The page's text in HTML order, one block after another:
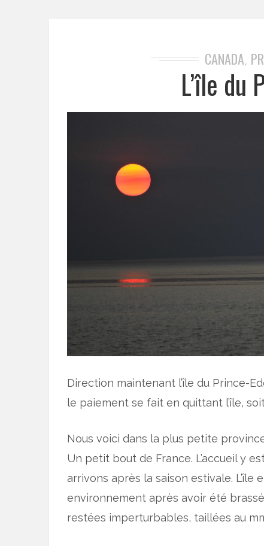
CANADA,
L’île du
Direction maintenant l’île du Prince-
le paiement se fait en quittant l’île,
Nous voici dans la plus petite
Un petit bout de France. L’accueil y
arrivons après la saison estivale.
environnement après avoir été
restées imperturbables, taillées au